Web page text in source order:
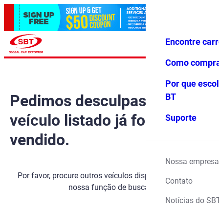
Favoritos Menu
Encontre
Como
Por que
BT
Suporte
Nossa empresa
Contato
Notícias do
Pedimos desculpas, mas o
veículo listado já foi
vendido.
Por favor, procure outros veículos disponíveis usando
nossa função de busca.